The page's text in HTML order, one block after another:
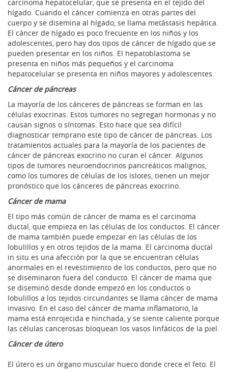
carcinoma hepatocelular, que se presenta en el tejido del
hígado. Cuando el cáncer comienza en otras partes del
cuerpo y se disemina al hígado, se llama metástasis hepática.
El cáncer de hígado es poco frecuente en los niños y los
adolescentes, pero hay dos tipos de cáncer de hígado que se
pueden presentar en los niños. El hepatoblastoma se
presenta en niños más pequeños y el carcinoma
hepatocelular se presenta en niños mayores y adolescentes.
Cáncer de páncreas
La mayoría de los cánceres de páncreas se forman en las
células exocrinas. Estos tumores no segregan hormonas y no
causan signos o síntomas. Esto hace que sea difícil
diagnosticar temprano este tipo de cáncer de páncreas. Los
tratamientos actuales para la mayoría de los pacientes de
cáncer de páncreas exocrino no curan el cáncer. Algunos
tipos de tumores neuroendocrinos pancreáticos malignos,
como los tumores de células de los islotes, tienen un mejor
pronóstico que los cánceres de páncreas exocrino.
Cáncer de mama
El tipo más común de cáncer de mama es el carcinoma
ductal, que empieza en las células de los conductos. El cáncer
de mama también puede empezar en las células de los
lobulillos y en otros tejidos de la mama. El carcinoma ductal
in situ es una afección por la que se encuentran células
anormales en el revestimiento de los conductos, pero que no
se diseminaron fuera del conducto. El cáncer de mama que
se diseminó desde donde empezó en los conductos o
lobulillos a los tejidos circundantes se llama cáncer de mama
invasivo. En el caso del cáncer de mama inflamatorio, la
mama está enrojecida e hinchada, y se siente caliente porque
las células cancerosas bloquean los vasos linfáticos de la piel.
Cáncer de útero
El útero es un órgano muscular hueco donde crece el feto. El